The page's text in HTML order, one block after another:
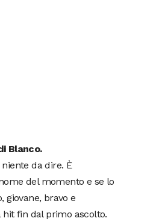
Blanco.
da dire. È
del momento e se lo
giovane, bravo e
hit fin dal primo ascolto.